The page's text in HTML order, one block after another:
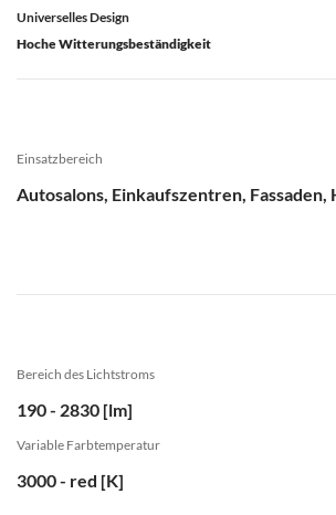
Universelles Design
Hoche Witterungsbeständigkeit
Einsatzbereich
Autosalons, Einkaufszentren,
Bereich des Lichtstroms
190 - 2830 [lm]
Variable Farbtemperatur
3000 - red [K]